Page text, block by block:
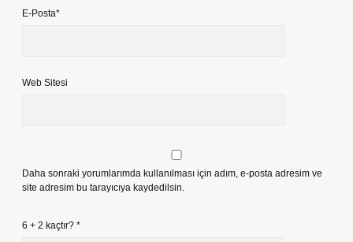
E-Posta*
Web Sitesi
Daha sonraki yorumlarımda kullanılması için adım, e-posta adresim ve
site adresim bu tarayıcıya kaydedilsin.
6 + 2 kaçtır? *